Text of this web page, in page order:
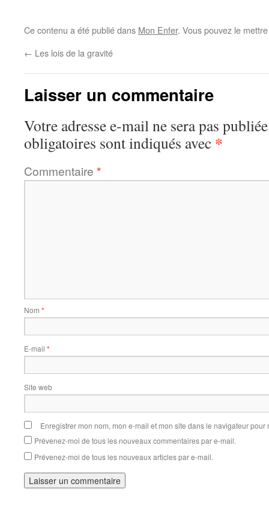
Ce contenu a été publié dans Mon Enfer. Vous pouvez le
← Les lois de la gravité
Laisser un commentaire
Votre adresse e-mail ne sera pas
obligatoires sont indiqués avec *
Commentaire *
Nom *
E-mail *
Site web
Enregistrer mon nom, mon e-mail et mon site dans le navigateur
Prévenez-moi de tous les nouveaux commentaires par e-mail.
Prévenez-moi de tous les nouveaux articles par e-mail.